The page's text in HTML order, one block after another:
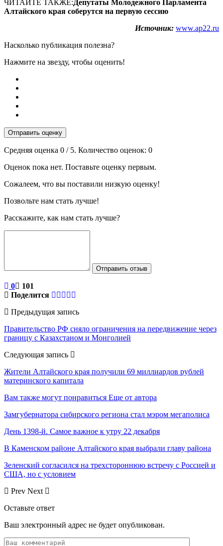
ЧИТАЙТЕ ТАКЖЕ:Депутаты Молодежного Парламента
Алтайского края соберутся на первую сессию
Источник: www.ap22.ru
Насколько публикация полезна?
Нажмите на звезду, чтобы оценить!
Отправить оценку
Средняя оценка 0 / 5. Количество оценок: 0
Оценок пока нет. Поставьте оценку первым.
Сожалеем, что вы поставили низкую оценку!
Позвольте нам стать лучше!
Расскажите, как нам стать лучше?
Отправить отзыв
0
101
Поделится
Предыдущая запись
Правительство РФ сняло ограничения на передвижение через
границу с Казахстаном и Монголией
Следующая запись
Жители Алтайского края получили 69 миллиардов рублей
материнского капитала
Вам также могут понравиться Еще от автора
Замгубернатора сибирского региона стал мэром мегаполиса
День 1398-й. Самое важное к утру 22 декабря
В Каменском районе Алтайского края выбрали главу района
Зеленский согласился на трехстороннюю встречу с Россией и
США, но с условием
Prev Next
Оставьте ответ
Ваш электронный адрес не будет опубликован.